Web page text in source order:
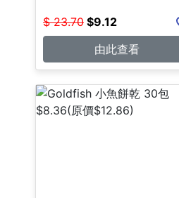
$ 23.70 $9.12
由此查看